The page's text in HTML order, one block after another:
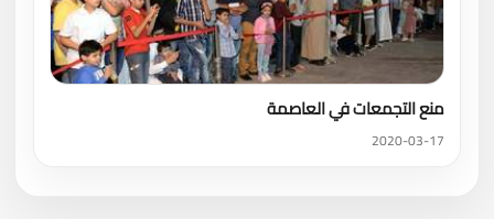
منع التجمعات في العاصمة
2020-03-17